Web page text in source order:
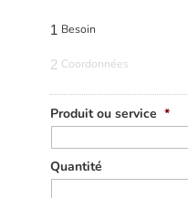
1 Besoin
2 Coordonnées
Produit ou service *
Quantité